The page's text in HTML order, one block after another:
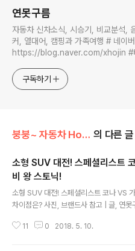
연못구름
자동차 신차소식, 시승기, 비교분석,
커, 열대어, 캠핑과 가족여행 # 네이버 블로그
https://blog.naver.com/xhojin #티스토리 블로그
https://www.youtube.com/c/연못구름 콜라보
xhojin@naver.com 으로 주시면 신
구독하기
붕붕~ 자동차 Hot 이슈 의 다른 글
소형 SUV 대전! 스페셜리스트
비 왕 스토닉!
소형 SUV 대전! 스페셜리스트 코나 VS
차이점은? 사진, 브랜드사 참고 | 글, 연못
차 시장에서 큰 인기를 얻으면서 중형/준
11 0 2018. 5. 10.